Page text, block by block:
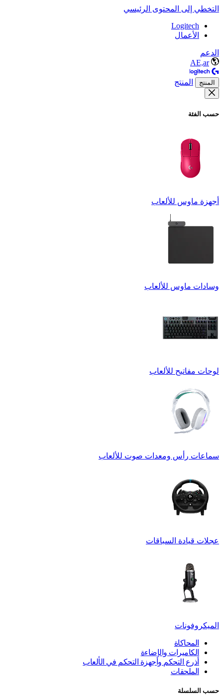
التخطي إلى المحتوى الرئيسي
Logitech
الأعمال
الدعم
AE,ar
المنتج المنتج
حسب الفئة
أجهزة ماوس للألعاب
وسادات ماوس للألعاب
لوحات مفاتيح للألعاب
سماعات رأس ومعدات صوت للألعاب
عجلات قيادة السباقات
الميكروفونات
المحاكاة
الكاميرات والإضاءة
أذرع التحكم وأجهزة التحكم في الألعاب
الملحقات
حسب السلسلة